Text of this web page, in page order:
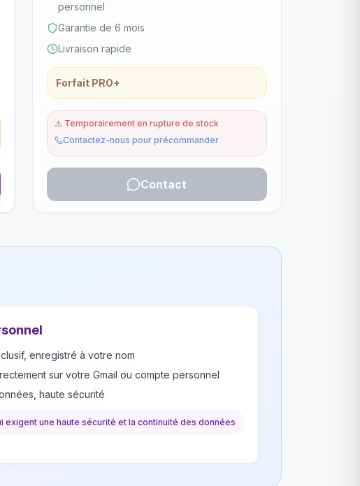
personnel
Garantie de 6 mois
Livraison rapide
Forfait PRO+
⚠️ Temporairement en rupture de stock
Contactez-nous pour précommander
Contact
enregistré à votre nom
sur votre Gmail ou compte personnel
haute sécurité
exigent une haute sécurité et la continuité des données